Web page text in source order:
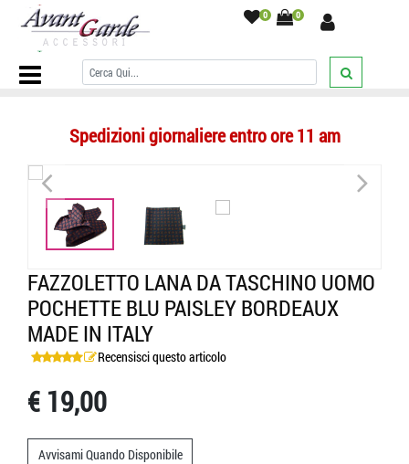
0 0
Home Page/POCHETTE UOMO/fantasia/Fazzoletto lana da
taschino uomo pochette blu paisley bordeaux made in Italy
Spedizioni giornaliere entro ore 11 am
< >
FAZZOLETTO LANA DA TASCHINO UOMO
POCHETTE BLU PAISLEY BORDEAUX
MADE IN ITALY
Recensisci questo articolo
€ 19,00
Avvisami Quando Disponibile